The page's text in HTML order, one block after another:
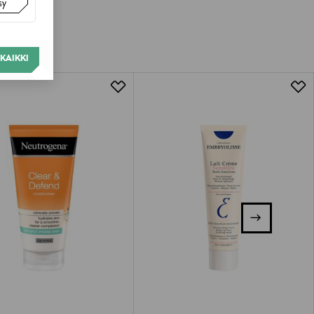
valittuun osoitteeseen.
tuotteen sinetin tulee olla ehjä.